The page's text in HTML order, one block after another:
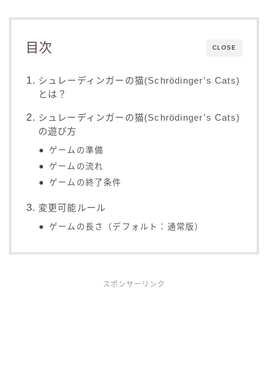
CLOSE
目次
シュレーディンガーの猫(Schrödinger’s Cats)
とは？
シュレーディンガーの猫(Schrödinger’s Cats)
の遊び方
ゲームの準備
ゲームの流れ
ゲームの終了条件
変更可能ルール
ゲームの長さ（デフォルト：通常版）
スポンサーリンク